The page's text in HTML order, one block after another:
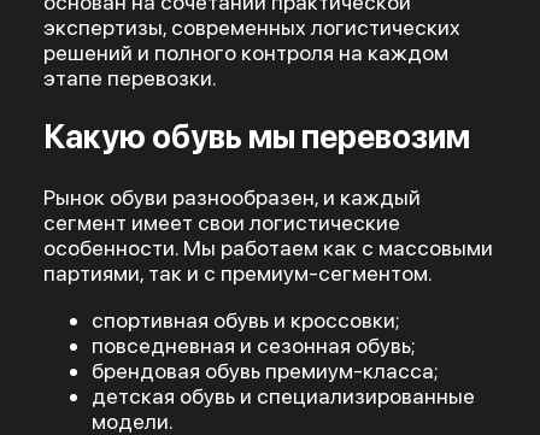
экспертизы, современных логистических
решений и полного контроля на каждом
этапе перевозки.
Какую обувь мы перевозим
Рынок обуви разнообразен, и каждый
сегмент имеет свои логистические
особенности. Мы работаем как с массовыми
партиями, так и с премиум-сегментом.
спортивная обувь и кроссовки;
повседневная и сезонная обувь;
брендовая обувь премиум-класса;
детская обувь и специализированные
модели.